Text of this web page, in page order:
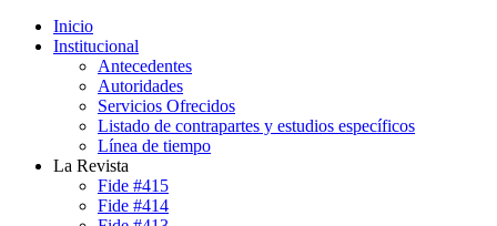
Inicio
Institucional
Antecedentes
Autoridades
Servicios Ofrecidos
Listado de contrapartes y estudios específicos
Línea de tiempo
La Revista
Fide #415
Fide #414